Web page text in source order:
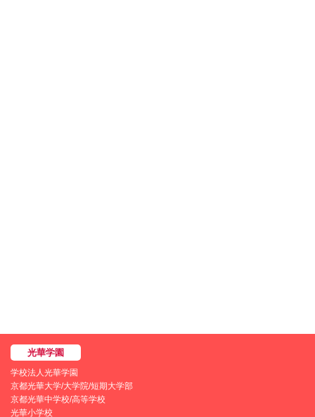
学校法人光華学園
京都光華大学/大学院/短期大学部
京都光華中学校/高等学校
光華小学校